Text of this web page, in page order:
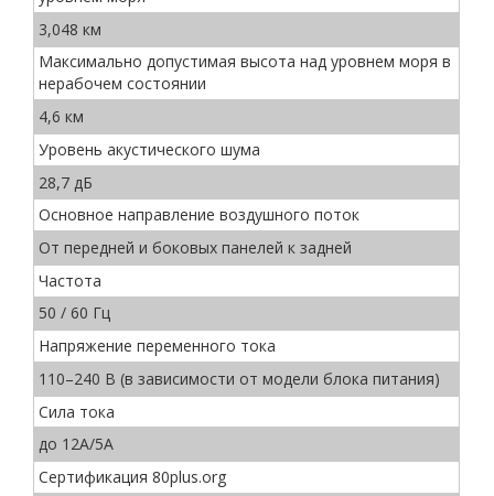
3,048 км
Максимально допустимая высота над уровнем моря в
нерабочем состоянии
4,6 км
Уровень акустического шума
28,7 дБ
Основное направление воздушного поток
От передней и боковых панелей к задней
Частота
50 / 60 Гц
Напряжение переменного тока
110–240 В (в зависимости от модели блока питания)
Сила тока
до 12A/5A
Сертификация 80plus.org